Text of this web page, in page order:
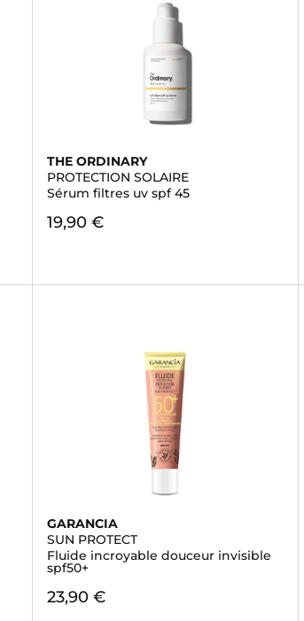
THE ORDINARY
PROTECTION SOLAIRE
Sérum filtres uv spf 45
19,90 €
GARANCIA
SUN PROTECT
Fluide incroyable douceur invisible
spf50+
23,90 €